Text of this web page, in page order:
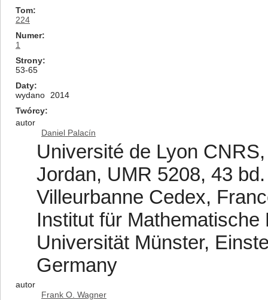
Tom
224
Numer
1
Strony
53-65
Daty
wydano
2014
Twórcy
autor
Daniel Palacín
Université de Lyon
Jordan, UMR 5208, 43
Villeurbanne Cedex,
Institut für
Universität Münster,
Germany
autor
Frank O. Wagner